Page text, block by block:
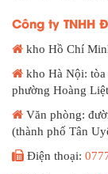
Công ty TNHH
kho Hồ Chí
kho Hà Nội:
phường Hoàng
Văn phòng:
(thành phố Tân
Điện thoại: